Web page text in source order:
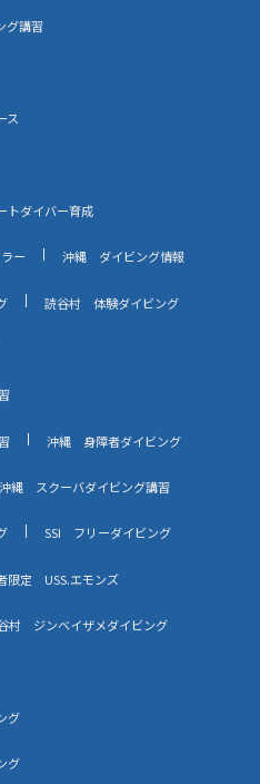
グ講習
ス
トダイバー育成
ー 沖縄 ダイビング情報
読谷村 体験ダイビング
沖縄 身障者ダイビング
沖縄 スクーバダイビング講習
SSI フリーダイビング
限定 USS.エモンズ
村 ジンベイザメダイビング
グ
グ